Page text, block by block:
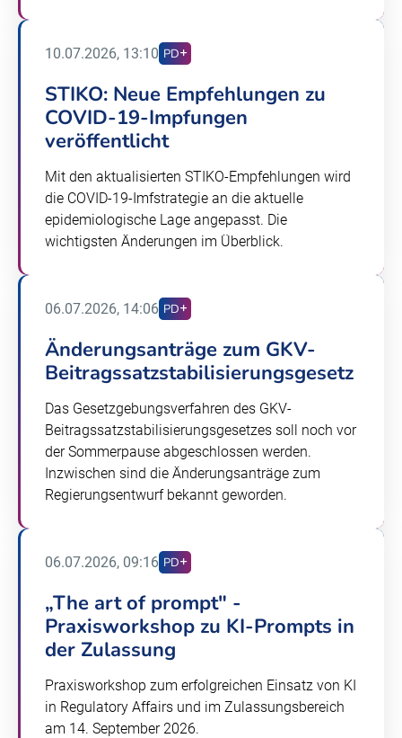
10.07.2026, 13:10 PD
STIKO: Neue Empfehlungen zu
COVID-19-Impfungen
veröffentlicht
Mit den aktualisierten STIKO-Empfehlungen wird
die COVID-19-Imfstrategie an die aktuelle
epidemiologische Lage angepasst. Die
wichtigsten Änderungen im Überblick.
06.07.2026, 14:06 PD
Änderungsanträge zum GKV-
Beitragssatzstabilisierungsgesetz
Das Gesetzgebungsverfahren des GKV-
Beitragssatzstabilisierungsgesetzes soll noch vor
der Sommerpause abgeschlossen werden.
Inzwischen sind die Änderungsanträge zum
Regierungsentwurf bekannt geworden.
06.07.2026, 09:16 PD
„The art of prompt" -
Praxisworkshop zu KI-Prompts in
der Zulassung
Praxisworkshop zum erfolgreichen Einsatz von KI
in Regulatory Affairs und im Zulassungsbereich
am 14. September 2026.